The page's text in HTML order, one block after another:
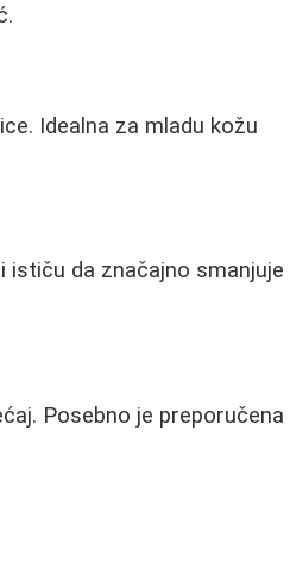
Idealna za mladu kožu
ističu da značajno smanjuje
Posebno je preporučena